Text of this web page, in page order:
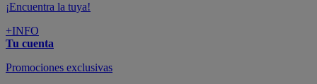
¡Encuentra la tuya!
+INFO
Tu cuenta
Promociones exclusivas